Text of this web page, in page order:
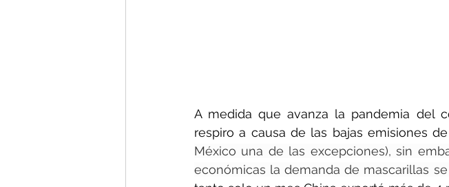
A medida que avanza la pandemia del
respiro a causa de las bajas emisiones de
México una de las excepciones), sin
económicas la demanda de mascarillas